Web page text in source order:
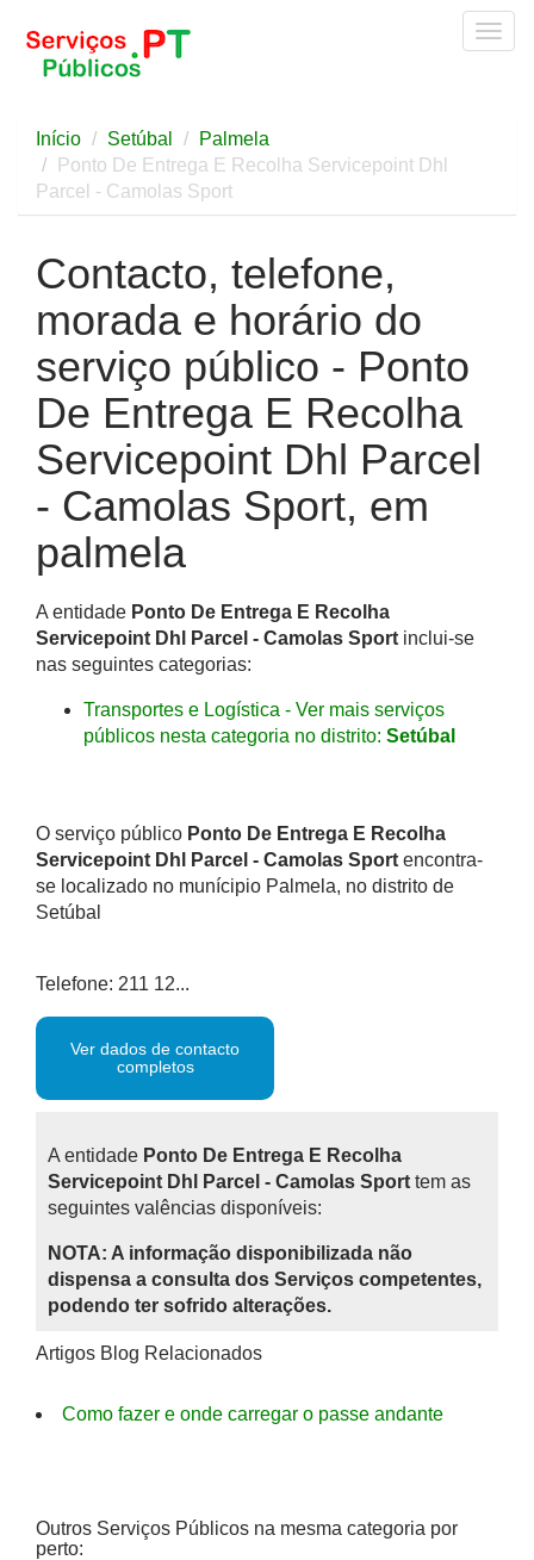
Início Setúbal
Palmela
Ponto De Entrega E Recolha Servicepoint Dhl
Parcel - Camolas Sport
Contacto, telefone,
morada e horário do
serviço público - Ponto
De Entrega E Recolha
Servicepoint Dhl Parcel
- Camolas Sport, em
palmela
A entidade Ponto De Entrega E Recolha
Servicepoint Dhl Parcel - Camolas Sport inclui-se
nas seguintes categorias:
Transportes e Logística - Ver mais serviços
públicos nesta categoria no distrito: Setúbal
O serviço público Ponto De Entrega E Recolha
Servicepoint Dhl Parcel - Camolas Sport encontra-
se localizado no munícipio Palmela, no distrito de
Setúbal
Telefone: 211 12...
Ver dados de contacto
completos
A entidade Ponto De Entrega E Recolha
Servicepoint Dhl Parcel - Camolas Sport tem as
seguintes valências disponíveis:
NOTA: A informação disponibilizada não
dispensa a consulta dos Serviços competentes,
podendo ter sofrido alterações.
Artigos Blog Relacionados
Como fazer e onde carregar o passe andante
Outros Serviços Públicos na mesma categoria por
perto: